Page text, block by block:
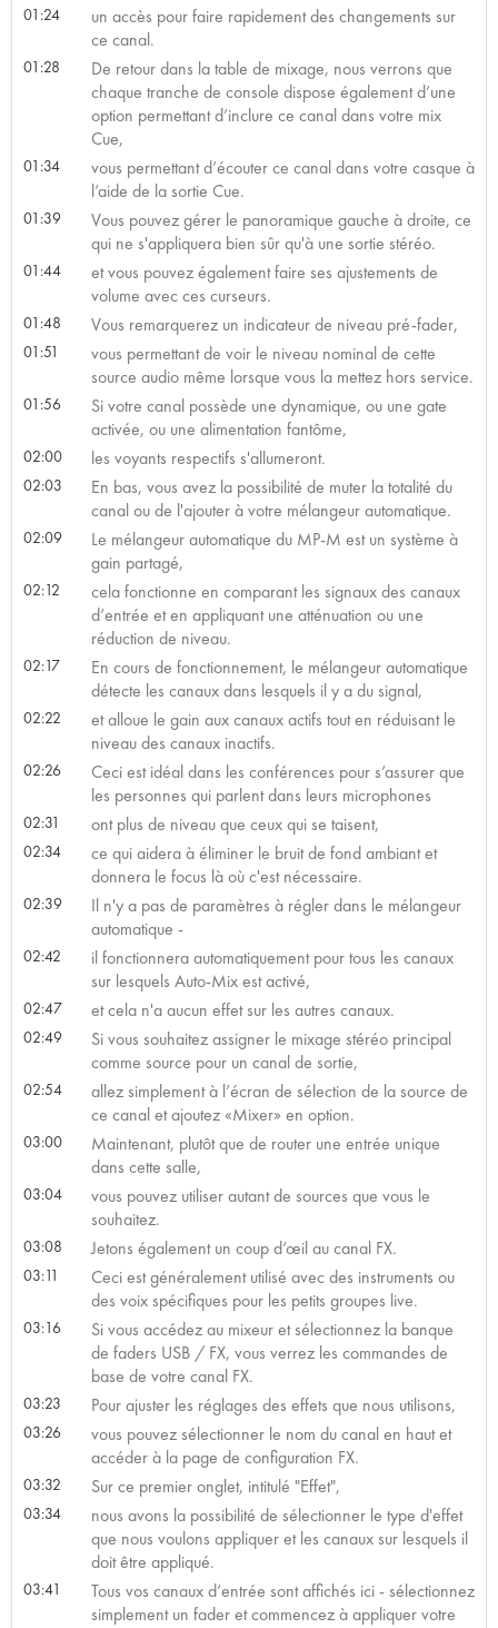
01:24
un accès pour faire rapidement des changements sur
ce canal.
01:28
De retour dans la table de mixage, nous verrons que
chaque tranche de console dispose également d’une
option permettant d’inclure ce canal dans votre mix
Cue,
01:34
vous permettant d’écouter ce canal dans votre casque à
l’aide de la sortie Cue.
01:39
Vous pouvez gérer le panoramique gauche à droite, ce
qui ne s'appliquera bien sûr qu'à une sortie stéréo.
01:44
et vous pouvez également faire ses ajustements de
volume avec ces curseurs.
01:48 Vous remarquerez un indicateur de niveau pré-fader,
01:51
vous permettant de voir le niveau nominal de cette
source audio même lorsque vous la mettez hors service.
01:56
Si votre canal possède une dynamique, ou une gate
activée, ou une alimentation fantôme,
02:00 les voyants respectifs s'allumeront.
02:03
En bas, vous avez la possibilité de muter la totalité du
canal ou de l'ajouter à votre mélangeur automatique.
02:09
Le mélangeur automatique du MP-M est un système à
gain partagé,
02:12
cela fonctionne en comparant les signaux des canaux
d’entrée et en appliquant une atténuation ou une
réduction de niveau.
02:17
En cours de fonctionnement, le mélangeur automatique
détecte les canaux dans lesquels il y a du signal,
02:22
et alloue le gain aux canaux actifs tout en réduisant le
niveau des canaux inactifs.
02:26
Ceci est idéal dans les conférences pour s’assurer que
les personnes qui parlent dans leurs microphones
02:31 ont plus de niveau que ceux qui se taisent,
02:34
ce qui aidera à éliminer le bruit de fond ambiant et
donnera le focus là où c'est nécessaire.
02:39
Il n'y a pas de paramètres à régler dans le mélangeur
automatique -
02:42
il fonctionnera automatiquement pour tous les canaux
sur lesquels Auto-Mix est activé,
02:47 et cela n'a aucun effet sur les autres canaux.
02:49
Si vous souhaitez assigner le mixage stéréo principal
comme source pour un canal de sortie,
02:54
allez simplement à l’écran de sélection de la source de
ce canal et ajoutez «Mixer» en option.
03:00
Maintenant, plutôt que de router une entrée unique
dans cette salle,
03:04
vous pouvez utiliser autant de sources que vous le
souhaitez.
03:08 Jetons également un coup d’œil au canal FX.
03:11
Ceci est généralement utilisé avec des instruments ou
des voix spécifiques pour les petits groupes live.
03:16
Si vous accédez au mixeur et sélectionnez la banque
de faders USB / FX, vous verrez les commandes de
base de votre canal FX.
03:23 Pour ajuster les réglages des effets que nous utilisons,
03:26
vous pouvez sélectionner le nom du canal en haut et
accéder à la page de configuration FX.
03:32 Sur ce premier onglet, intitulé "Effet",
03:34
nous avons la possibilité de sélectionner le type d'effet
que nous voulons appliquer et les canaux sur lesquels il
doit être appliqué.
03:41
Tous vos canaux d’entrée sont affichés ici - sélectionnez
simplement un fader et commencez à appliquer votre